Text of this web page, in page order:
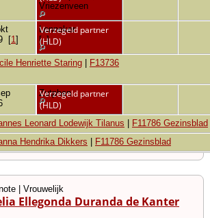
Vriezenveen
[1 ]
Lonneker
[1]
Verzegeld partner
(HLD)
Henriette Staring F13736
Zutphen
Verzegeld partner
(HLD)
Leonard Lodewijk Tilanus F11786 Gezinsblad
Hendrika Dikkers F11786 Gezinsblad
| Vrouwelijk
Ellegonda Duranda de Kanter